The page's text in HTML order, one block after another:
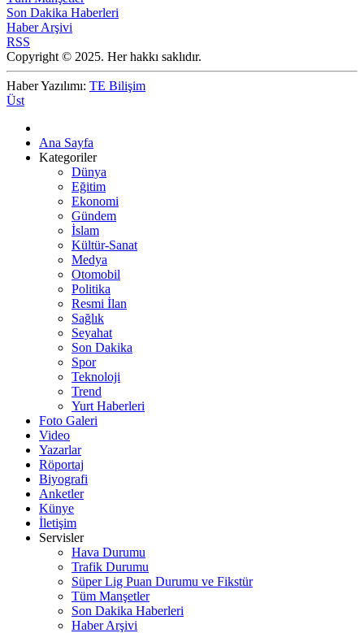
Son Dakika Haberleri
Haber Arşivi
RSS
Copyright © 2025. Her hakkı saklıdır.
Haber Yazılımı: TE Bilişim
Üst
Ana Sayfa
Kategoriler
Dünya
Eğitim
Ekonomi
Gündem
İslam
Kültür-Sanat
Medya
Otomobil
Politika
Resmi İlan
Sağlık
Seyahat
Son Dakika
Spor
Teknoloji
Trend
Yurt Haberleri
Foto Galeri
Video
Yazarlar
Röportaj
Biyografi
Anketler
Künye
İletişim
Servisler
Hava Durumu
Trafik Durumu
Süper Lig Puan Durumu ve Fikstür
Tüm Manşetler
Son Dakika Haberleri
Haber Arşivi